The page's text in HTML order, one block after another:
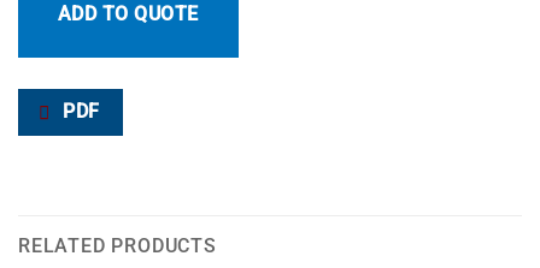
ADD TO QUOTE
PDF
RELATED PRODUCTS